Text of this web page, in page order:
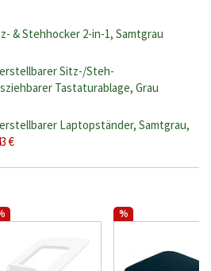
& Stehhocker 2-in-1, Samtgrau
Sitz-/Steh-
Tastaturablage, Grau
Laptopständer, Samtgrau,
€
%